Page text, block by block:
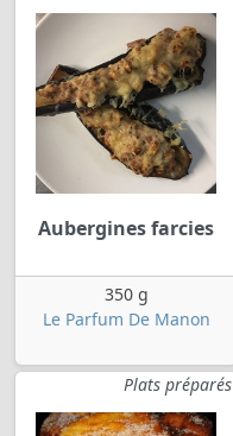
Aubergines farcies
350 g
Le Parfum De Manon
Plats préparés